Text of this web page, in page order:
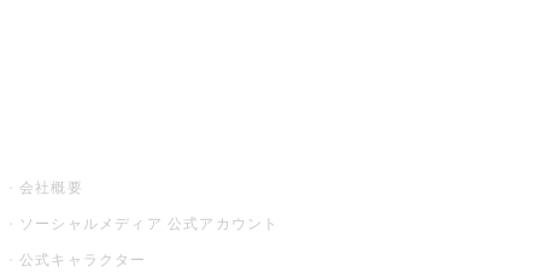
会社概要
ソーシャルメディア 公式アカウント
公式キャラクター